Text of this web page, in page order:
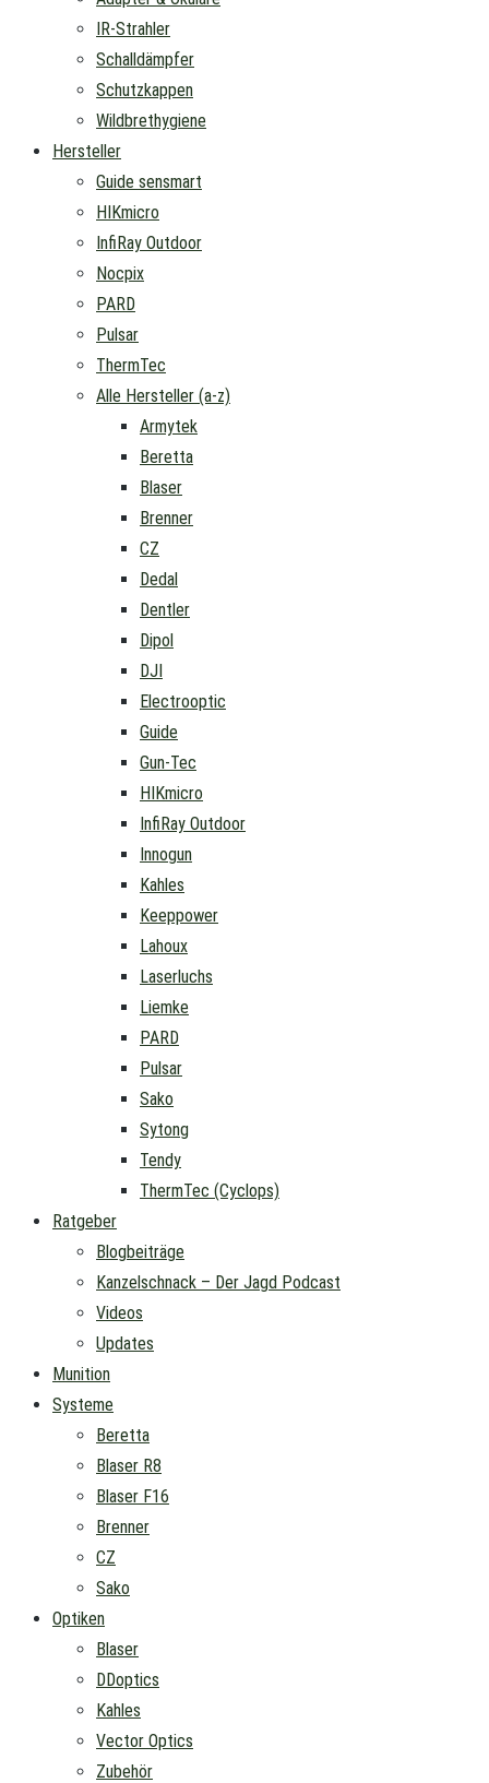
IR-Strahler
Schalldämpfer
Schutzkappen
Wildbrethygiene
Hersteller
Guide sensmart
HIKmicro
InfiRay Outdoor
Nocpix
PARD
Pulsar
ThermTec
Alle Hersteller (a-z)
Armytek
Beretta
Blaser
Brenner
CZ
Dedal
Dentler
Dipol
DJI
Electrooptic
Guide
Gun-Tec
HIKmicro
InfiRay Outdoor
Innogun
Kahles
Keeppower
Lahoux
Laserluchs
Liemke
PARD
Pulsar
Sako
Sytong
Tendy
ThermTec (Cyclops)
Ratgeber
Blogbeiträge
Kanzelschnack – Der Jagd Podcast
Videos
Updates
Munition
Systeme
Beretta
Blaser R8
Blaser F16
Brenner
CZ
Sako
Optiken
Blaser
DDoptics
Kahles
Vector Optics
Zubehör